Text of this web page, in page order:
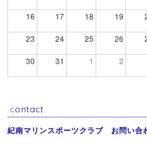
16 17 18 19
23 24 25 26
30 31 1 2
contact
紀南マリンスポーツクラブ お問い合